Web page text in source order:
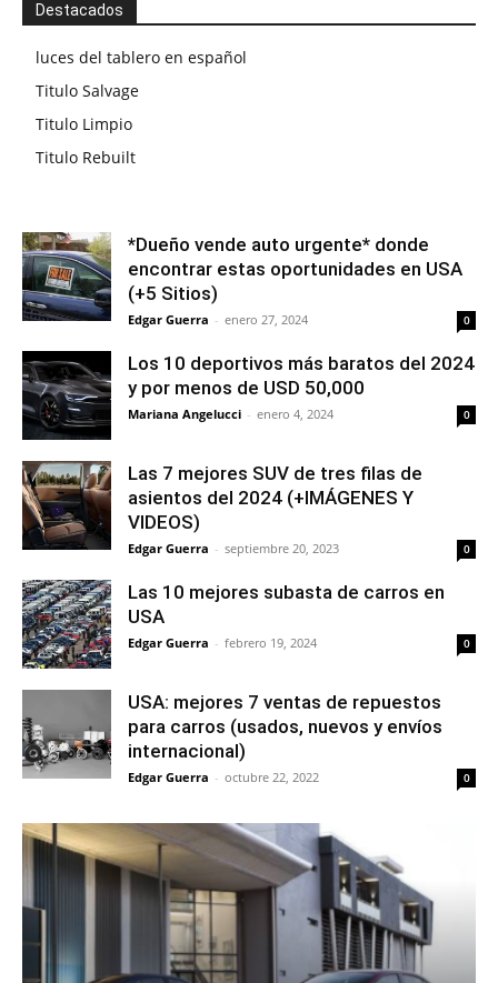
Destacados
luces del tablero en español
Titulo Salvage
Titulo Limpio
Titulo Rebuilt
*Dueño vende auto urgente* donde
encontrar estas oportunidades en USA
(+5 Sitios)
Edgar Guerra - enero 27, 2024 0
Los 10 deportivos más baratos del 2024
y por menos de USD 50,000
Mariana Angelucci - enero 4, 2024 0
Las 7 mejores SUV de tres filas de
asientos del 2024 (+IMÁGENES Y
VIDEOS)
Edgar Guerra - septiembre 20, 2023 0
Las 10 mejores subasta de carros en
USA
Edgar Guerra - febrero 19, 2024 0
USA: mejores 7 ventas de repuestos
para carros (usados, nuevos y envíos
internacional)
Edgar Guerra - octubre 22, 2022 0